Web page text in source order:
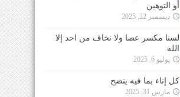
أو التوهين
ديسمبر 22, 2025
لسنا مكسر عصا ولا نخاف من احد إلا
الله
يوليو 6, 2025
كل إناء بما فيه ينضح
مارس 31, 2025